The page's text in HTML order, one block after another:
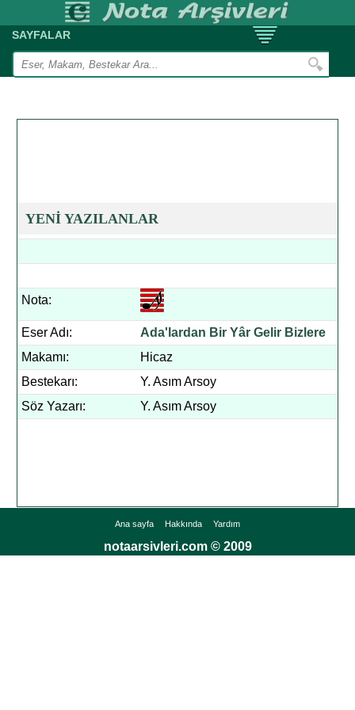
SAYFALAR
YENİ YAZILANLAR
Nota:
Eser Adı:
Ada'lardan Bir Yâr Gelir Bizlere
Makamı:
Hicaz
Bestekarı:
Y. Asım Arsoy
Söz Yazarı:
Y. Asım Arsoy
Ana sayfa Hakkında Yardım
notaarsivleri.com © 2009